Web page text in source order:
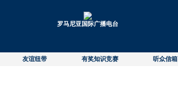
罗马尼亚国际广播电台
友谊纽带 有奖知识竞赛 听众信箱